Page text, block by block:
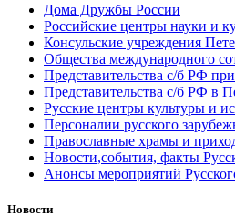
Дома Дружбы России
Российские центры науки и
Консульские учреждения
Общества международного
Представительства с/б РФ
Представительства с/б РФ в
Русские центры культуры и
Персоналии русского
Православные храмы и
Новости,события, факты
Анонсы мероприятий
Новости